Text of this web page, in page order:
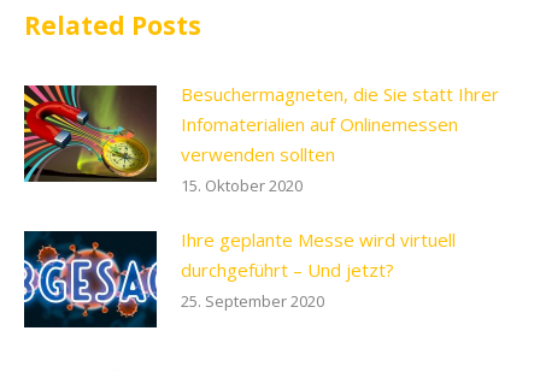
Related Posts
Besuchermagneten, die Sie statt Ihrer
Infomaterialien auf Onlinemessen
verwenden sollten
15. Oktober 2020
Ihre geplante Messe wird virtuell
durchgeführt – Und jetzt?
25. September 2020